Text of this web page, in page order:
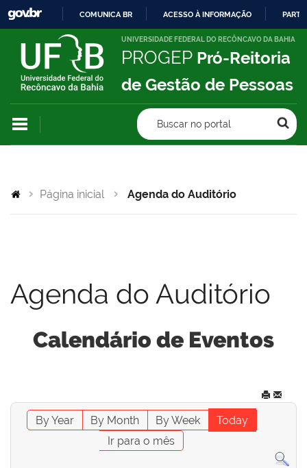
IR
PARA
CONTEÚDO
COMUNICA BR ACESSO À INFORMAÇÃO
UNIVERSIDADE FEDERAL DO RECÔNCAVO DA BAHIA
PROGEP Pró-Reitoria
de Gestão de Pessoas
Buscar no portal
Página inicial Agenda do Auditório
Agenda do Auditório
Calendário de Eventos
By Year By Month By Week
Today
Ir para o mês